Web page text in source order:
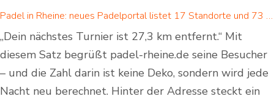
Padel in Rheine: neues Padelportal listet 17 Standorte und 73 Padel-Courts in Rheine und Umgebung
„Dein nächstes Turnier ist 27,3 km entfernt.“ Mit
diesem Satz begrüßt padel-rheine.de seine Besucher
– und die Zahl darin ist keine Deko, sondern wird jede
Nacht neu berechnet. Hinter der Adresse steckt ein